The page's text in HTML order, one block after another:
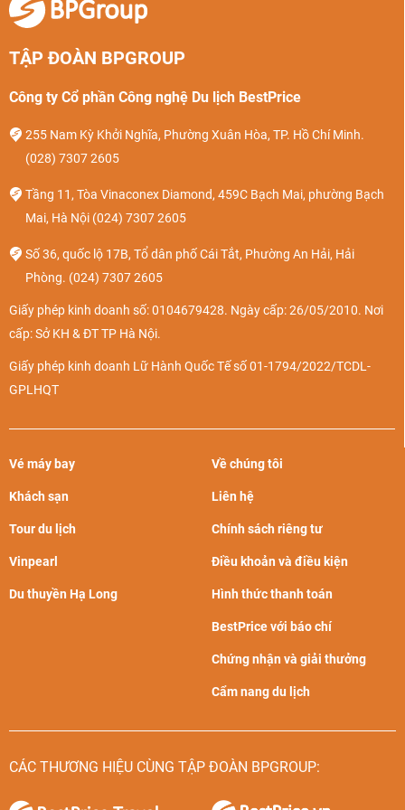
Franz Josef Strauß (Munich), sân bay Fuhlsbüttel
bay từ Việt Nam đến Đức, thông thường sẽ hạ cánh xuống
sân bay Frankfurt.
Sân bay quốc tế Frankfurt am Main
phố khoảng 14km. Sân bay có quy mô lớn và được xây
năm. Với hai nhà ga số 1 và số 2 có diện tích rộng rãi, khu
check-in sang chảnh, quầy hành lý, bãi đỗ xe và cung cấp
nhiều dịch vụ tiện ích khác như: Thẻ ATM, quầy hàng, khu ăn
uống…
Sân bay quốc tế Frankfurt am Main
Để di chuyển từ sân bay Frankfurt am Main đến trung tâm
thành phố Frankfurt (Đức), bạn có thể tham khảo các loại
Giá vé
Thời gian di
(225.000đ)
6.7 EUR/ trẻ em
(172.000đ)
TẬP ĐOÀN BPGROUP
Công ty Cổ phần Công nghệ Du lịch BestPrice
255 Nam Kỳ Khởi Nghĩa, Phường Xuân Hòa, TP. Hồ Chí Minh.
(028) 7307 2605
Tầng 11, Tòa Vinaconex Diamond, 459C Bạch Mai, phường Bạch
Mai, Hà Nội (024) 7307 2605
Số 36, quốc lộ 17B, Tổ dân phố Cái Tắt, Phường An Hải, Hải
Phòng. (024) 7307 2605
Giấy phép kinh doanh số: 0104679428. Ngày cấp: 26/05/2010. Nơi
cấp: Sở KH & ĐT TP Hà Nội.
Giấy phép kinh doanh Lữ Hành Quốc Tế số 01-1794/2022/TCDL-
GPLHQT
Vé máy bay
Khách sạn
Tour du lịch
Vinpearl
Du thuyền Hạ Long
Về chúng tôi
Liên hệ
Chính sách riêng tư
Điều khoản và điều kiện
Hình thức thanh toán
BestPrice với báo chí
Chứng nhận và giải thưởng
Cẩm nang du lịch
CÁC THƯƠNG HIỆU CÙNG TẬP ĐOÀN BPGROUP: